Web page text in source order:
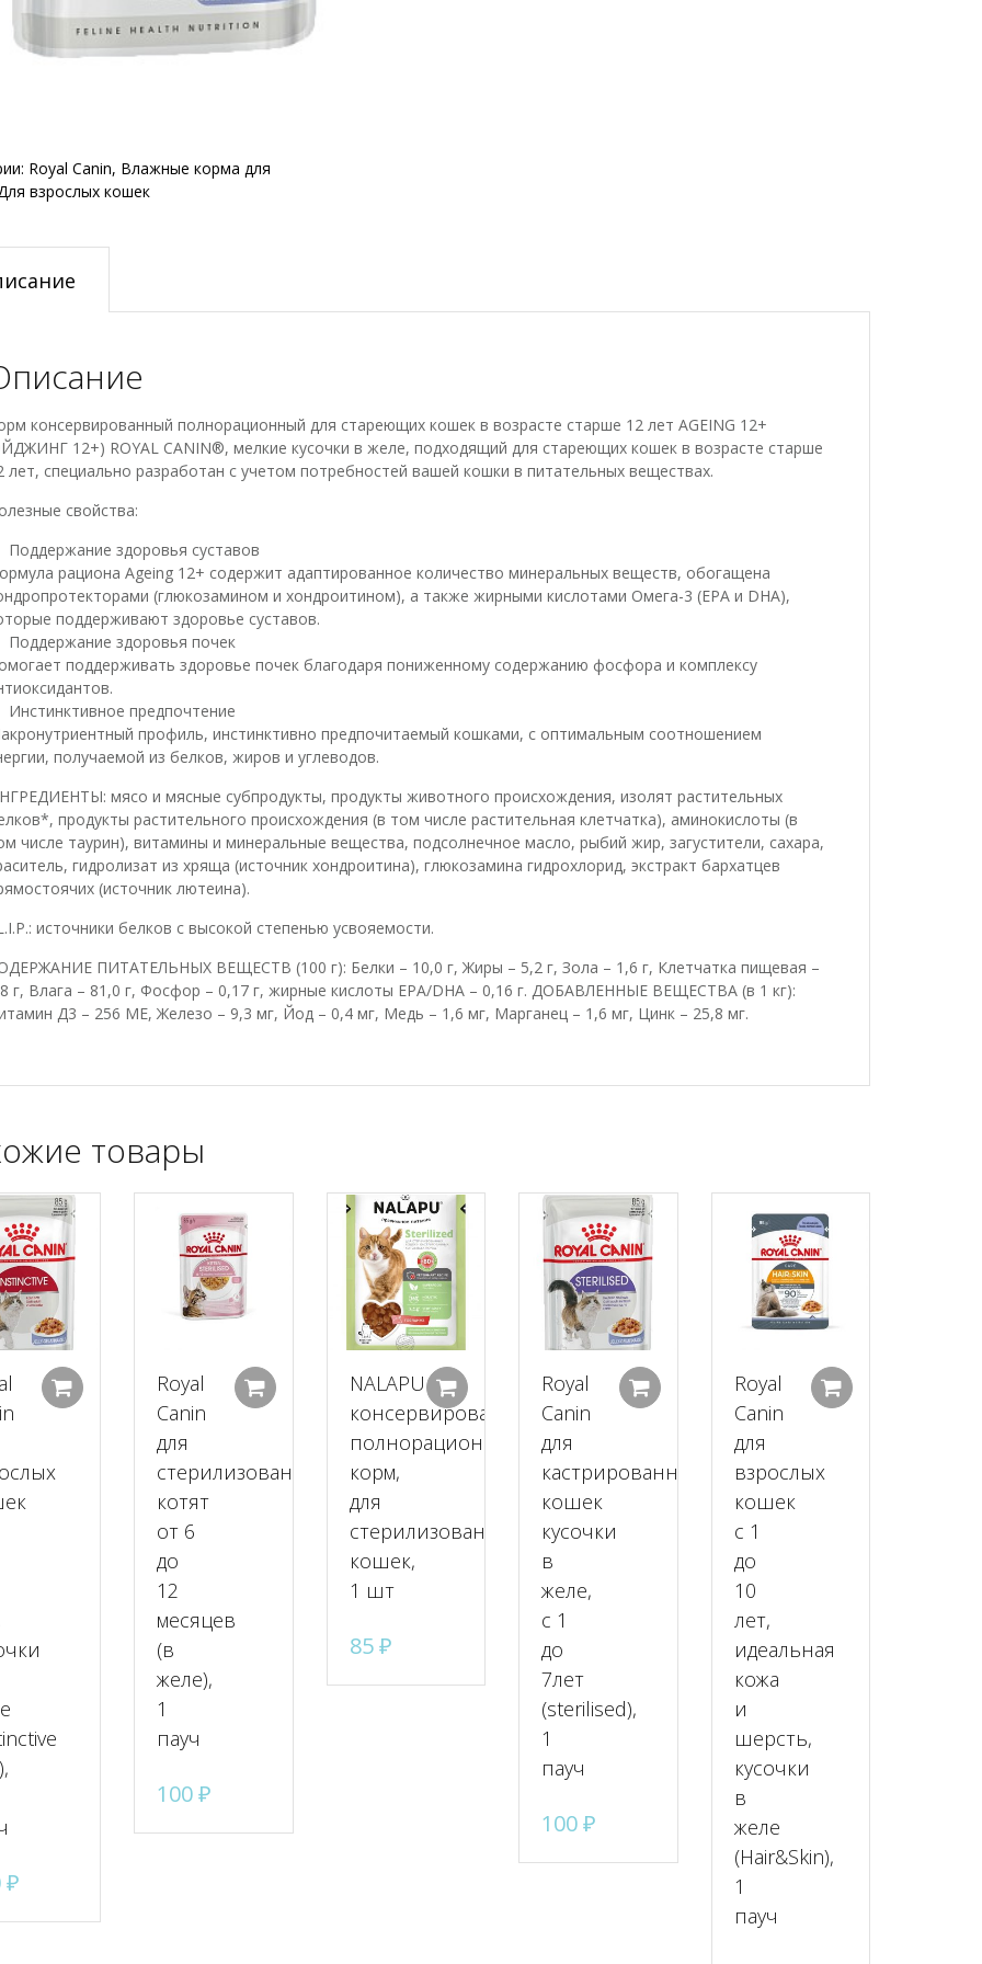
Royal Canin, Влажные корма для
взрослых кошек
консервированный полнорационный для стареющих кошек в возрасте старше 12 лет AGEING 12+
12+) ROYAL CANIN®, мелкие кусочки в желе, подходящий для стареющих кошек в возрасте старше
лет, специально разработан с учетом потребностей вашей кошки в питательных веществах.
свойства:
Поддержание здоровья суставов
рациона Ageing 12+ содержит адаптированное количество минеральных веществ, обогащена
(глюкозамином и хондроитином), а также жирными кислотами Омега-3 (EPA и DHA),
поддерживают здоровье суставов.
Поддержание здоровья почек
поддерживать здоровье почек благодаря пониженному содержанию фосфора и комплексу
Инстинктивное предпочтение
профиль, инстинктивно предпочитаемый кошками, с оптимальным соотношением
получаемой из белков, жиров и углеводов.
мясо и мясные субпродукты, продукты животного происхождения, изолят растительных
продукты растительного происхождения (в том числе растительная клетчатка), аминокислоты (в
числе таурин), витамины и минеральные вещества, подсолнечное масло, рыбий жир, загустители, сахара,
гидролизат из хряща (источник хондроитина), глюкозамина гидрохлорид, экстракт бархатцев
(источник лютеина).
источники белков с высокой степенью усвояемости.
ПИТАТЕЛЬНЫХ ВЕЩЕСТВ (100 г): Белки – 10,0 г, Жиры – 5,2 г, Зола – 1,6 г, Клетчатка пищевая –
г, Влага – 81,0 г, Фосфор – 0,17 г, жирные кислоты EPA/DHA – 0,16 г. ДОБАВЛЕННЫЕ ВЕЩЕСТВА (в 1 кг):
Д3 – 256 МЕ, Железо – 9,3 мг, Йод – 0,4 мг, Медь – 1,6 мг, Марганец – 1,6 мг, Цинк – 25,8 мг.
товары
₽
Добавить в корзину
Royal
Canin
для
стерилизованных
котят
от 6
до
12
месяцев
(в
желе),
1
пауч
100₽
Добавить в корзину
NALAPU
консервированный
полнорационный
корм,
для
стерилизованных
кошек,
1 шт
85₽
Добавить в корзину
Royal
Canin
для
кастрированных
кошек
кусочки
в
желе,
c 1
до
7лет
(sterilised),
1
пауч
100₽
Добавить в корзину
Royal
Canin
для
взрослых
кошек
с 1
до
10
лет,
идеальная
кожа
и
шерсть,
кусочки
в
желе
(Hair&Skin),
1
пауч